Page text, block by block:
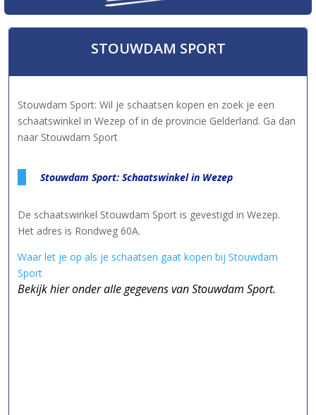
STOUWDAM SPORT
Stouwdam Sport: Wil je schaatsen kopen en zoek je een
schaatswinkel in Wezep of in de provincie Gelderland. Ga dan
naar Stouwdam Sport
Stouwdam Sport: Schaatswinkel in Wezep
De schaatswinkel Stouwdam Sport is gevestigd in Wezep.
Het adres is Rondweg 60A.
Waar let je op als je schaatsen gaat kopen bij Stouwdam
Sport
Bekijk hier onder alle gegevens van Stouwdam Sport.